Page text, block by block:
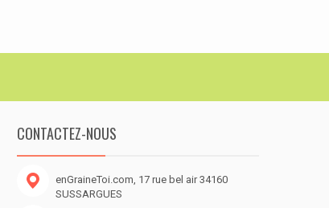
CONTACTEZ-NOUS
enGraineToi.com, 17 rue bel air 34160
SUSSARGUES